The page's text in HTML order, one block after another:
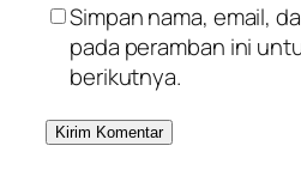
Simpan nama, email,
pada peramban ini
berikutnya.